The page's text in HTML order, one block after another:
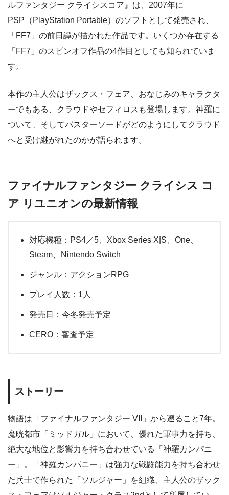
ルファンタジー クライシスコア』は、2007年に
PSP（PlayStation Portable）のソフトとして発売され、
「FF7」の前日譚が描かれた作品です。いくつか存在する
「FF7」のスピンオフ作品の4作目としても知られていま
す。
本作の主人公はザックス・フェア、おなじみのキャラクタ
ーでもある、クラウドやセフィロスも登場します。神羅に
ついて、そしてバスターソードがどのようにしてクラウド
へと受け継がれたのかが語られます。
ファイナルファンタジー クライシス コ
ア リユニオンの最新情報
対応機種：PS4／5、Xbox Series X|S、One、
Steam、Nintendo Switch
ジャンル：アクションRPG
プレイ人数：1人
発売日：今冬発売予定
CERO：審査予定
ストーリー
物語は「ファイナルファンタジー VII」から遡ること7年。
魔晄都市「ミッドガル」において、優れた軍事力を持ち、
絶大な地位と影響力を持ち合わせている「神羅カンパニ
ー」。「神羅カンパニー」は強力な戦闘能力を持ち合わせ
た兵士で作られた「ソルジャー」を組織、主人公のザック